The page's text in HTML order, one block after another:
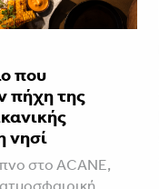
που
πήχη της
νησί
στο ACANE,